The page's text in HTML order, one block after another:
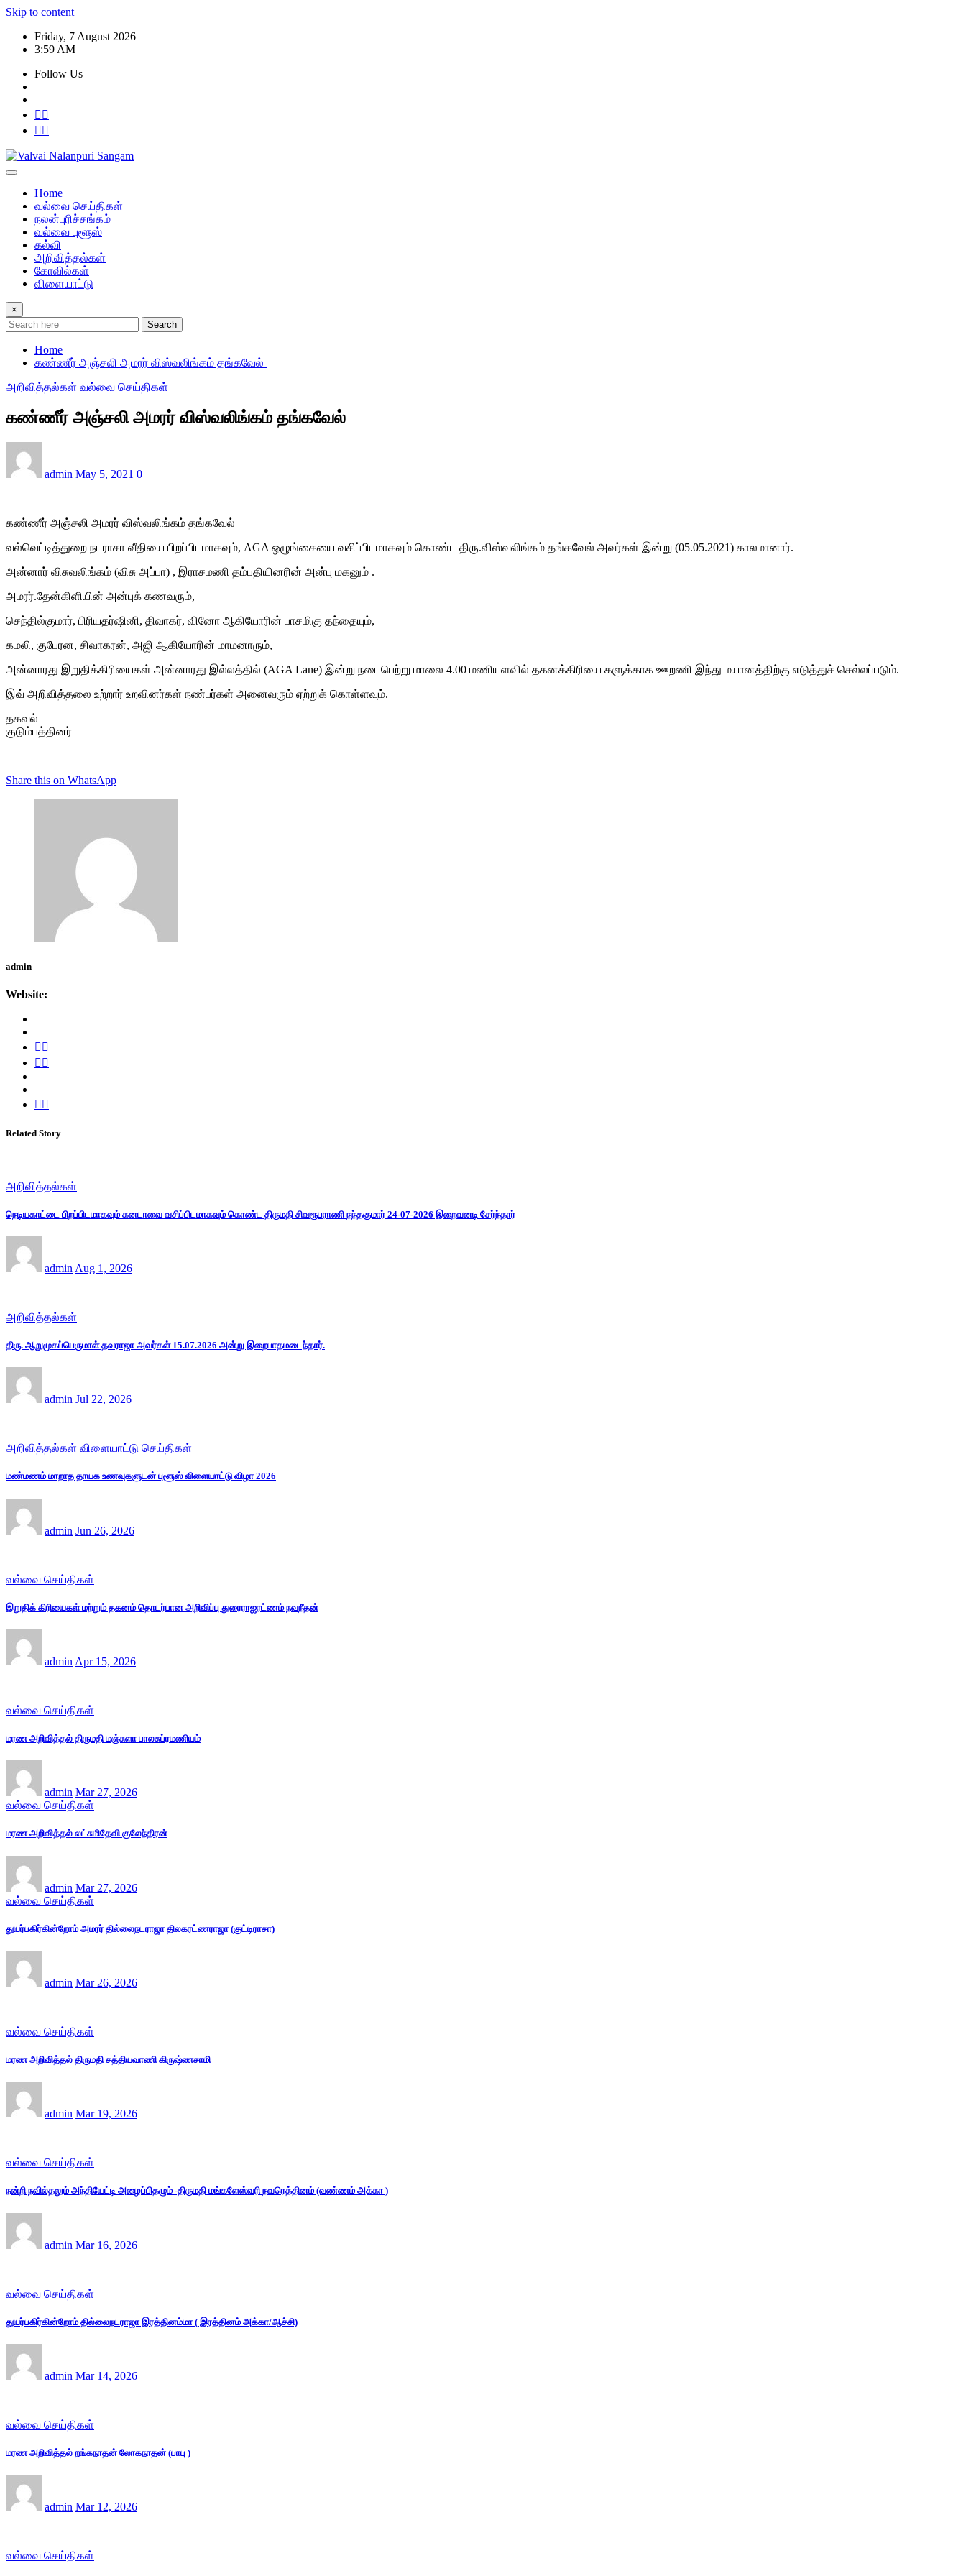
Skip to content
Friday, 7 August 2026
3:59 AM
Follow Us
Home
வல்வை செய்திகள்
நலன்புரிச்சங்கம்
வல்வை புளூஸ்
கல்வி
அறிவித்தல்கள்
கோவில்கள்
விளையாட்டு
×
Search
Home
கண்ணீர் அஞ்சலி அமரர் விஸ்வலிங்கம் தங்கவேல்
அறிவித்தல்கள் வல்வை செய்திகள்
கண்ணீர் அஞ்சலி அமரர் விஸ்வலிங்கம் தங்கவேல்
admin May 5, 2021 0
கண்ணீர் அஞ்சலி அமரர் விஸ்வலிங்கம் தங்கவேல்
வல்வெட்டித்துறை நடராசா வீதியை பிறப்பிடமாகவும், AGA ஒழுங்கையை வசிப்பிடமாகவும் கொண்ட திரு.விஸ்வலிங்கம் தங்கவேல் அவர்கள் இன்று (05.05.2021) காலமானார்.
அன்னார் விசுவலிங்கம் (விசு அப்பா) , இராசமணி தம்பதியினரின் அன்பு மகனும் .
அமரர்.தேன்கிளியின் அன்புக் கணவரும்,
செந்தில்குமார், பிரியதர்ஷினி, திவாகர், வினோ ஆகியோரின் பாசமிகு தந்தையும்,
கமலி, குபேரன, சிவாகரன், அஜி ஆகியோரின் மாமனாரும்,
அன்னாரது இறுதிக்கிரியைகள் அன்னாரது இல்லத்தில் (AGA Lane) இன்று நடைபெற்று மாலை 4.00 மணியளவில் தகனக்கிரியை களுக்காக ஊறணி இந்து மயானத்திற்கு எடுத்துச் செல்லப்படும்.
இவ் அறிவித்தலை உற்றார் உறவினர்கள் நண்பர்கள் அனைவரும் ஏற்றுக் கொள்ளவும்.
தகவல்
குடும்பத்தினர்
Share this on WhatsApp
admin
Website:
Related Story
அறிவித்தல்கள்
நெடியகாட்டை பிறப்பிடமாகவும் கனடாவை வசிப்பிடமாகவும் கொண்ட திருமதி சிவரூபராணி நந்தகுமார் 24-07-2026 இறைவனடி சேர்ந்தார்
admin Aug 1, 2026
அறிவித்தல்கள்
திரு. ஆறுமுகப்பெருமாள் தவராஜா அவர்கள் 15.07.2026 அன்று இறைபாதமடைந்தார்.
admin Jul 22, 2026
அறிவித்தல்கள் விளையாட்டு செய்திகள்
மண்மணம் மாறாத தாயக உணவுகளுடன் புளூஸ் விளையாட்டு விழா 2026
admin Jun 26, 2026
வல்வை செய்திகள்
இறுதிக் கிரியைகள் மற்றும் தகனம் தொடர்பான அறிவிப்பு துரைராஜரட்ணம் நவநீதன்
admin Apr 15, 2026
வல்வை செய்திகள்
மரண அறிவித்தல் திருமதி மஞ்சுளா பாலசுப்ரமணியம்
admin Mar 27, 2026
வல்வை செய்திகள்
மரண அறிவித்தல் லட்சுமிதேவி குலேந்திரன்
admin Mar 27, 2026
வல்வை செய்திகள்
துயர்பகிர்கின்றோம் அமரர் தில்லைநடராஜா திலகரட்ணராஜா (குட்டிராசா)
admin Mar 26, 2026
வல்வை செய்திகள்
மரண அறிவித்தல் திருமதி சத்தியவாணி கிருஷ்ணசாமி
admin Mar 19, 2026
வல்வை செய்திகள்
நன்றி நவில்தலும் அந்தியேட்டி அழைப்பிதழும் -திருமதி மங்களேஸ்வரி நவரெத்தினம் (வண்ணம் அக்கா )
admin Mar 16, 2026
வல்வை செய்திகள்
துயர்பகிர்கின்றோம் தில்லைநடராஜா இரத்தினம்மா ( இரத்தினம் அக்கா/ஆச்சி)
admin Mar 14, 2026
வல்வை செய்திகள்
மரண அறிவித்தல் றங்கநாதன் லோகநாதன் (பாபு )
admin Mar 12, 2026
வல்வை செய்திகள்